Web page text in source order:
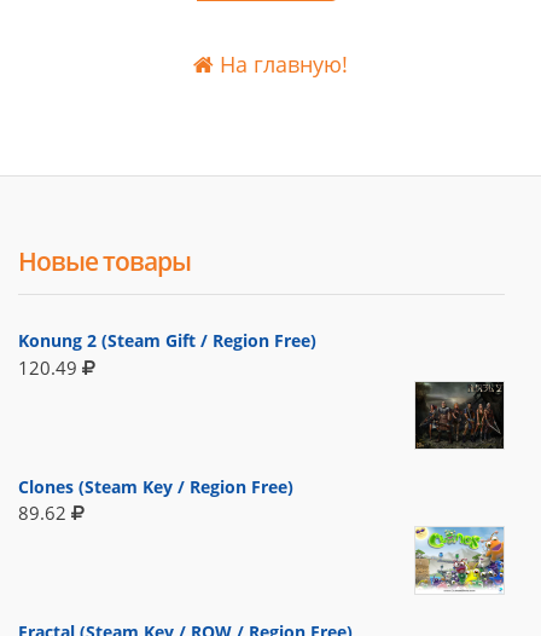
На главную!
Новые товары
Konung 2 (Steam Gift / Region Free)
120.49
Clones (Steam Key / Region Free)
89.62